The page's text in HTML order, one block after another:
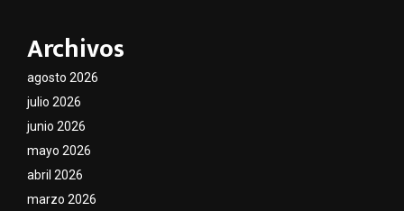
Archivos
agosto 2026
julio 2026
junio 2026
mayo 2026
abril 2026
marzo 2026